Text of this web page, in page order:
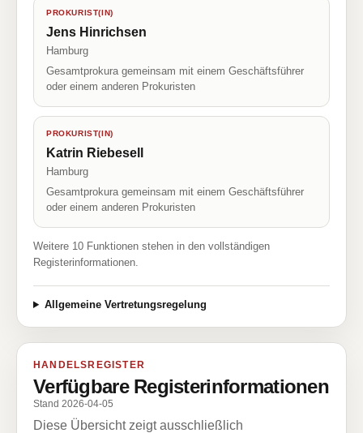
PROKURIST(IN)
Jens Hinrichsen
Hamburg
Gesamtprokura gemeinsam mit einem Geschäftsführer
oder einem anderen Prokuristen
PROKURIST(IN)
Katrin Riebesell
Hamburg
Gesamtprokura gemeinsam mit einem Geschäftsführer
oder einem anderen Prokuristen
Weitere 10 Funktionen stehen in den vollständigen
Registerinformationen.
Allgemeine Vertretungsregelung
HANDELSREGISTER
Verfügbare Registerinformationen
Stand 2026-04-05
Diese Übersicht zeigt ausschließlich